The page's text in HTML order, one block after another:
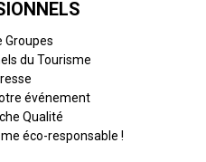
Groupes
du Tourisme
événement
Qualité
éco-responsable !